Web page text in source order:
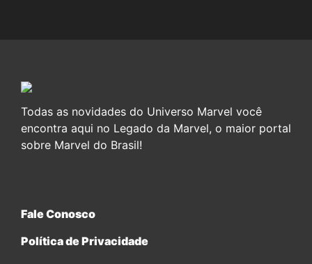
Todas as novidades do Universo Marvel você
encontra aqui no Legado da Marvel, o maior portal
sobre Marvel do Brasil!
Fale Conosco
Política de Privacidade